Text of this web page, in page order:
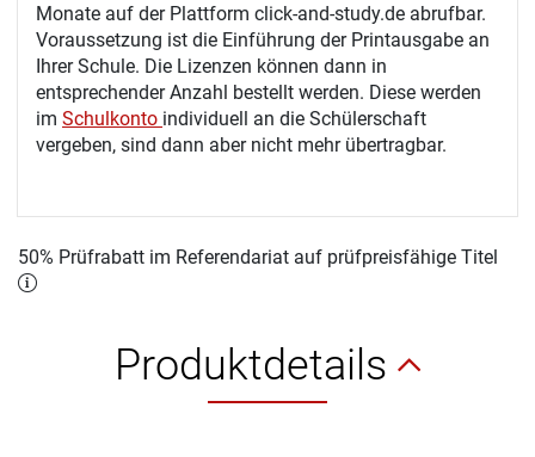
Monate auf der Plattform click-and-study.de abrufbar.
Voraussetzung ist die Einführung der Printausgabe an
Ihrer Schule. Die Lizenzen können dann in
entsprechender Anzahl bestellt werden. Diese werden
im Schulkonto individuell an die Schülerschaft
vergeben, sind dann aber nicht mehr übertragbar.
50% Prüfrabatt im Referendariat auf prüfpreisfähige Titel
Produktdetails